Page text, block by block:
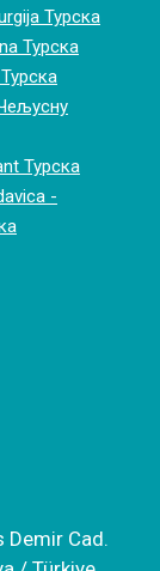
Турска
Турска
Турска
-
Demir Cad.